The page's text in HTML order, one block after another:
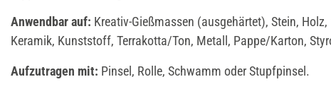
Anwendbar auf: Kreativ-Gießmassen (ausgehärtet), Stein, Holz,
Keramik, Kunststoff, Terrakotta/Ton, Metall, Pappe/Karton,
Aufzutragen mit: Pinsel, Rolle, Schwamm oder Stupfpinsel.